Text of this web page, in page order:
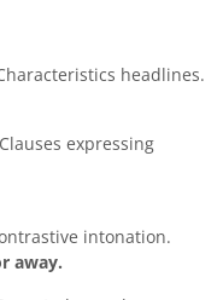
headlines.
expressing
intonation.
away.